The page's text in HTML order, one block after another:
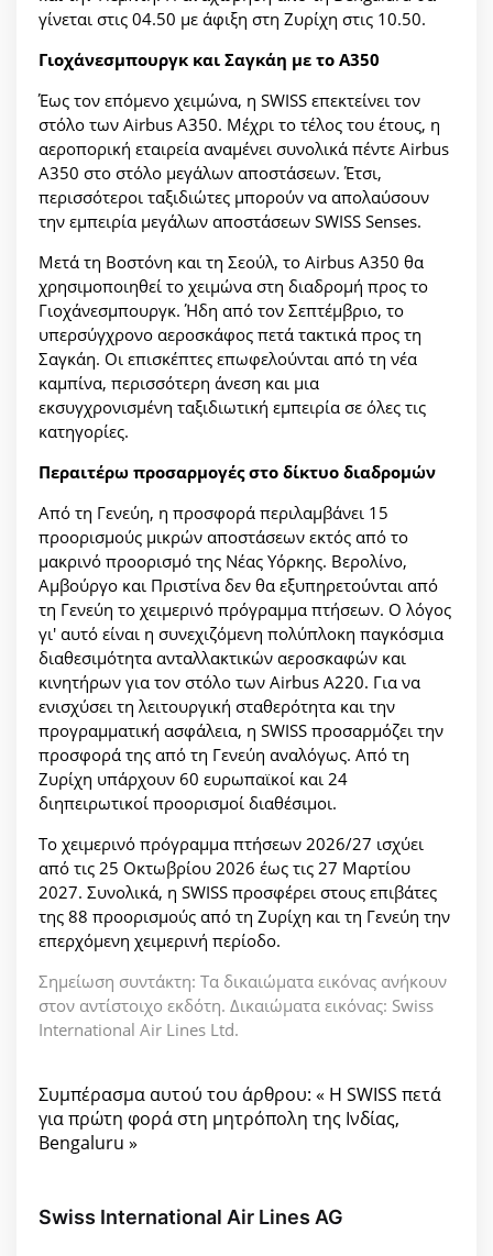
γίνεται στις 04.50 με άφιξη στη Ζυρίχη στις 10.50.
Γιοχάνεσμπουργκ και Σαγκάη με το A350
Έως τον επόμενο χειμώνα, η SWISS επεκτείνει τον
στόλο των Airbus A350. Μέχρι το τέλος του έτους, η
αεροπορική εταιρεία αναμένει συνολικά πέντε Airbus
A350 στο στόλο μεγάλων αποστάσεων. Έτσι,
περισσότεροι ταξιδιώτες μπορούν να απολαύσουν
την εμπειρία μεγάλων αποστάσεων SWISS Senses.
Μετά τη Βοστόνη και τη Σεούλ, το Airbus A350 θα
χρησιμοποιηθεί το χειμώνα στη διαδρομή προς το
Γιοχάνεσμπουργκ. Ήδη από τον Σεπτέμβριο, το
υπερσύγχρονο αεροσκάφος πετά τακτικά προς τη
Σαγκάη. Οι επισκέπτες επωφελούνται από τη νέα
καμπίνα, περισσότερη άνεση και μια
εκσυγχρονισμένη ταξιδιωτική εμπειρία σε όλες τις
κατηγορίες.
Περαιτέρω προσαρμογές στο δίκτυο διαδρομών
Από τη Γενεύη, η προσφορά περιλαμβάνει 15
προορισμούς μικρών αποστάσεων εκτός από το
μακρινό προορισμό της Νέας Υόρκης. Βερολίνο,
Αμβούργο και Πριστίνα δεν θα εξυπηρετούνται από
τη Γενεύη το χειμερινό πρόγραμμα πτήσεων. Ο λόγος
γι' αυτό είναι η συνεχιζόμενη πολύπλοκη παγκόσμια
διαθεσιμότητα ανταλλακτικών αεροσκαφών και
κινητήρων για τον στόλο των Airbus A220. Για να
ενισχύσει τη λειτουργική σταθερότητα και την
προγραμματική ασφάλεια, η SWISS προσαρμόζει την
προσφορά της από τη Γενεύη αναλόγως. Από τη
Ζυρίχη υπάρχουν 60 ευρωπαϊκοί και 24
διηπειρωτικοί προορισμοί διαθέσιμοι.
Το χειμερινό πρόγραμμα πτήσεων 2026/27 ισχύει
από τις 25 Οκτωβρίου 2026 έως τις 27 Μαρτίου
2027. Συνολικά, η SWISS προσφέρει στους επιβάτες
της 88 προορισμούς από τη Ζυρίχη και τη Γενεύη την
επερχόμενη χειμερινή περίοδο.
Σημείωση συντάκτη: Τα δικαιώματα εικόνας ανήκουν
στον αντίστοιχο εκδότη. Δικαιώματα εικόνας: Swiss
International Air Lines Ltd.
Συμπέρασμα αυτού του άρθρου: « Η SWISS πετά
για πρώτη φορά στη μητρόπολη της Ινδίας,
Bengaluru »
Swiss International Air Lines AG